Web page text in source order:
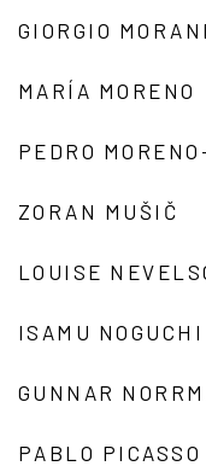
GIORGIO
MARÍA MORENO
PEDRO
ZORAN MUŠIČ
LOUISE
ISAMU NOGUCHI
GUNNAR
PABLO PICASSO